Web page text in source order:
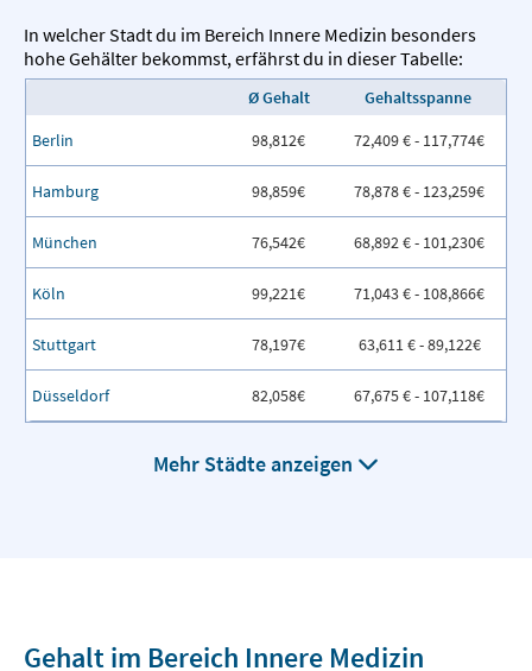
In welcher Stadt du im Bereich Innere Medizin besonders
hohe Gehälter bekommst, erfährst du in dieser Tabelle:
Ø Gehalt
Gehaltsspanne
Berlin
98,812€ 72,409 € - 117,774€
Hamburg 98,859€ 78,878 € - 123,259€
München 76,542€ 68,892 € - 101,230€
Köln 99,221€ 71,043 € - 108,866€
Stuttgart 78,197€ 63,611 € - 89,122€
Düsseldorf 82,058€ 67,675 € - 107,118€
Mehr Städte anzeigen
Gehalt im Bereich Innere Medizin